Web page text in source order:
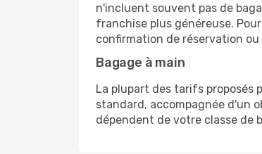
n'incluent souvent pas de
franchise plus généreuse.
confirmation de réservation
Bagage à main
La plupart des tarifs proposés
standard, accompagnée d'un
dépendent de votre classe de